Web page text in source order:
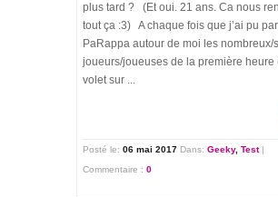
plus tard ? (Et oui. 21 ans. Ca nous
tout ça :3) A chaque fois que j’ai pu
PaRappa autour de moi les nombreux/
joueurs/joueuses de la première heure
volet sur ...
Posté le: 06 mai 2017 Dans: Geeky, Test |
Commentaire : 0